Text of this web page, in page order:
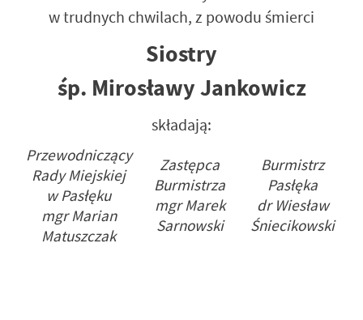
w trudnych chwilach, z powodu śmierci
Siostry
śp. Mirosławy Jankowicz
składają:
Przewodniczący
Rady Miejskiej
w Pasłęku
mgr Marian
Matuszczak
Zastępca
Burmistrza
mgr Marek
Sarnowski
Burmistrz
Pasłęka
dr Wiesław
Śniecikowski